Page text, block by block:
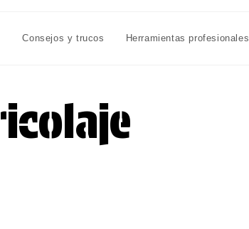
Consejos y trucos Herramientas profesionales